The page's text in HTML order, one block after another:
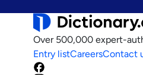
Over 500,000 expert-
Entry listCareersContact